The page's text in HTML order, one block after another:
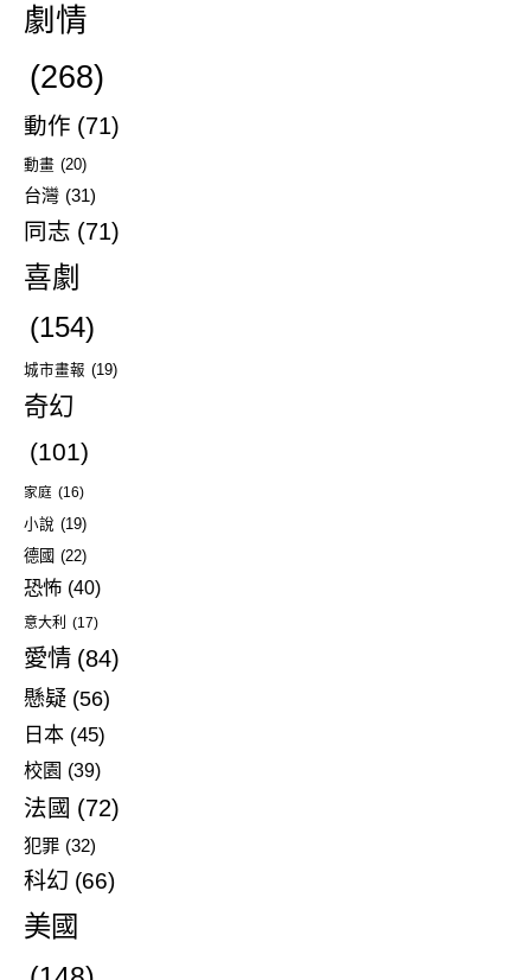
劇情
(268)
動作 (71)
動畫 (20)
台灣 (31)
同志 (71)
喜劇
(154)
城市畫報 (19)
奇幻
(101)
家庭 (16)
小說 (19)
德國 (22)
恐怖 (40)
意大利 (17)
愛情 (84)
懸疑 (56)
日本 (45)
校園 (39)
法國 (72)
犯罪 (32)
科幻 (66)
美國